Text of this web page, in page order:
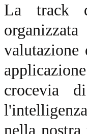
La track
valutazione
crocevia
nella